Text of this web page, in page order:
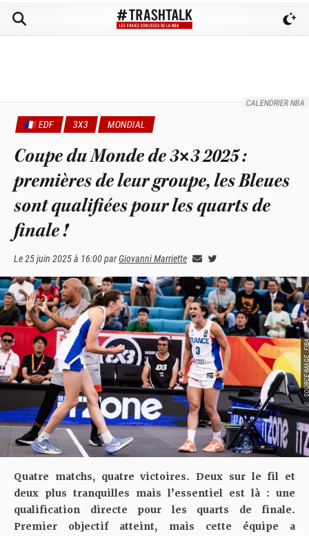
CALENDRIER NBA
🇫🇷 EDF 3X3 MONDIAL
Coupe du Monde de 3×3 2025 :
premières de leur groupe, les Bleues
sont qualifiées pour les quarts de
finale !
Le25 juin 2025 à 16:00parGiovanni Marriette
SOURCE
Quatre matchs, quatre victoires. Deux sur le fil et
deux plus tranquilles mais l’essentiel est là : une
qualification directe pour les quarts de finale.
Premier objectif atteint, mais cette équipe a